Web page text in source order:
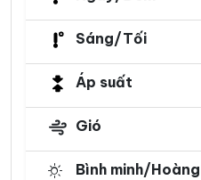
Sáng/Tối
Áp suất
Gió
Bình minh/